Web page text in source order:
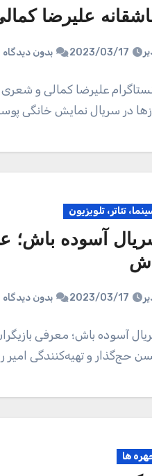
علیرضا
2023/03/17 بدون دیدگاه
علیرضا کمالی و شعری
در سریال نمایش خانگی
تئاتر، تلویزیون
آسوده باش؛
2023/03/17 بدون دیدگاه
آسوده باش؛ معرفی
حج‌گذار و تهیه‌کنندگی امیر
ها